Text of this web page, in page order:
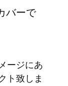
バーで
ージにあ
ト致しま